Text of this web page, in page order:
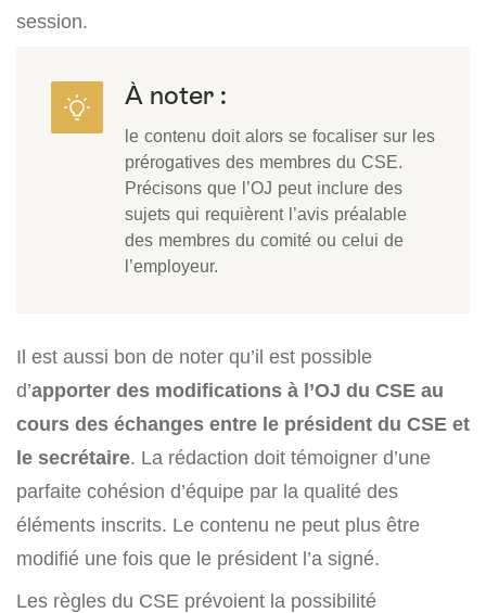
session.
À noter :
le contenu doit alors se focaliser sur les
prérogatives des membres du CSE.
Précisons que l’OJ peut inclure des
sujets qui requièrent l’avis préalable
des membres du comité ou celui de
l’employeur.
Il est aussi bon de noter qu’il est possible
d’apporter des modifications à l’OJ du CSE au
cours des échanges entre le président du CSE et
le secrétaire. La rédaction doit témoigner d’une
parfaite cohésion d’équipe par la qualité des
éléments inscrits. Le contenu ne peut plus être
modifié une fois que le président l’a signé.
Les règles du CSE prévoient la possibilité